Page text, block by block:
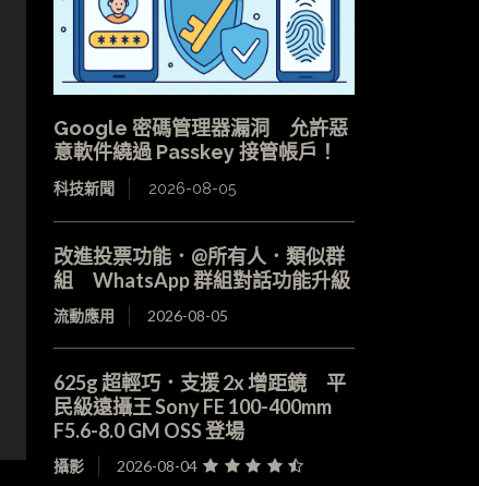
Google 密碼管理器漏洞 允許惡
意軟件繞過 Passkey 接管帳戶！
科技新聞 2026-08-05
改進投票功能．@所有人．類似群
組 WhatsApp 群組對話功能升級
流動應用 2026-08-05
625g 超輕巧．支援 2x 增距鏡 平
民級遠攝王 Sony FE 100-400mm
F5.6-8.0 GM OSS 登場
攝影 2026-08-04